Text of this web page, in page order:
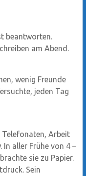
beantworten.
am Abend.
wenig Freunde
jeden Tag
Arbeit
In aller Frühe von 4 –
sie zu Papier.
Sein